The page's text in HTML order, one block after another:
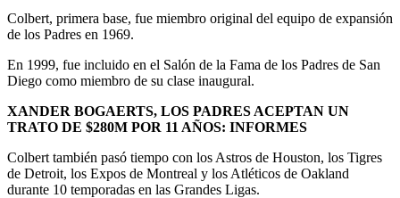
Colbert, primera base, fue miembro original del equipo de expansión
de los Padres en 1969.
En 1999, fue incluido en el Salón de la Fama de los Padres de San
Diego como miembro de su clase inaugural.
XANDER BOGAERTS, LOS PADRES ACEPTAN UN
TRATO DE $280M POR 11 AÑOS: INFORMES
Colbert también pasó tiempo con los Astros de Houston, los Tigres
de Detroit, los Expos de Montreal y los Atléticos de Oakland
durante 10 temporadas en las Grandes Ligas.